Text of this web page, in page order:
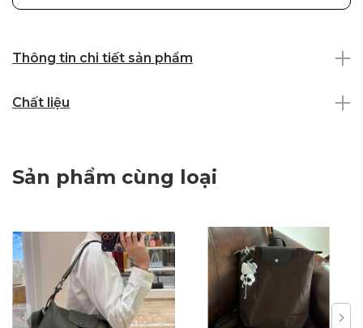
Thông tin chi tiết sản phẩm
Chất liệu
Sản phẩm cùng loại